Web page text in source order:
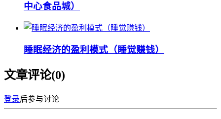
中心食品城）
睡眠经济的盈利模式（睡觉赚钱）
文章评论(0)
登录后参与讨论